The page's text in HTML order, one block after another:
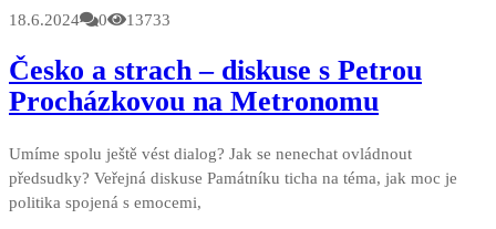
18.6.2024 0 13733
Česko a strach – diskuse s Petrou
Procházkovou na Metronomu
Umíme spolu ještě vést dialog? Jak se nenechat ovládnout
předsudky? Veřejná diskuse Památníku ticha na téma, jak moc je
politika spojená s emocemi,